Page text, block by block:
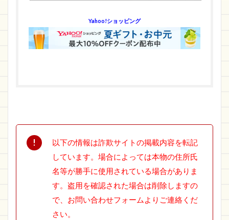
Yahoo!ショッピング
以下の情報は詐欺サイトの掲載内容を転記
しています。場合によっては本物の住所氏
名等が勝手に使用されている場合がありま
す。盗用を確認された場合は削除しますの
で、お問い合わせフォームよりご連絡くだ
さい。